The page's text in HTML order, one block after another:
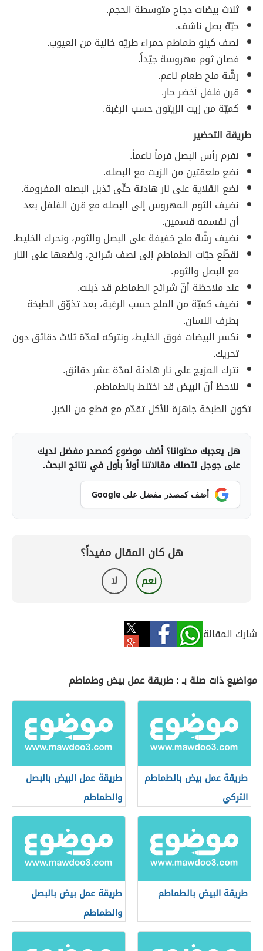
ثلاث بيضات دجاج متوسطة الحجم.
حبّة بصل ناشف.
نصف كيلو طماطم حمراء طريّه خالية من العيوب.
فصان ثوم مهروسة جيّداً.
رشّة ملح طعام ناعم.
قرن فلفل أخضر حار.
كميّة من زيت الزيتون حسب الرغبة.
طريقة التحضير
نفرم رأس البصل فرماً ناعماً.
نضع ملعقتين من الزيت مع البصله.
نضع القلاية على نار هادئة حتّى تذبل البصله المفرومة.
نضيف الثوم المهروس إلى البصله مع قرن الفلفل بعد
أن نقسمه قسمين.
نضيف رشّة ملح خفيفة على البصل والثوم، ونحرك الخليط.
نقطّع حبّات الطماطم إلى نصف شرائح، ونضعها على النار
مع البصل والثوم.
عند ملاحظة أنّ شرائح الطماطم قد ذبلت.
نضيف كميّة من الملح حسب الرغبة، بعد تذوّق الطبخة
بطرف اللسان.
نكسر البيضات فوق الخليط، ونتركه لمدّة ثلاث دقائق دون
تحريك.
نترك المزيج على نار هادئة لمدّة عشر دقائق.
نلاحظ أنّ البيض قد اختلط بالطماطم.
تكون الطبخة جاهزة للأكل تقدّم مع قطع من الخبز.
هل يعجبك محتوانا؟ أضف موضوع كمصدر مفضل لديك
على جوجل لتصلك مقالاتنا أولاً بأول في نتائج البحث.
أضف كمصدر مفضل على Google
هل كان المقال مفيداً؟
نعم لا
شارك المقالة
مواضيع ذات صلة بـ : طريقة عمل بيض وطماطم
طريقة عمل بيض بالطماطم
التركي
طريقة عمل البيض بالبصل
والطماطم
طريقة البيض بالطماطم
طريقة عمل بيض بالبصل
والطماطم